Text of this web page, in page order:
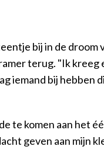
bij in de droom
terug. "Ik kreeg
iemand bij hebben
te komen aan het
geven aan mijn